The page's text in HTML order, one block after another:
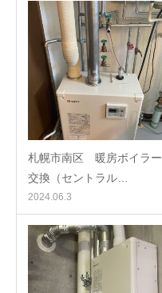
札幌市南区 暖房ボイラー
交換（セントラル…
2024.06.3